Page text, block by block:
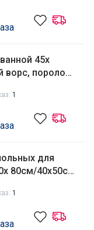
45х
ворс, поролон,
1
для
80см/40х50см
1